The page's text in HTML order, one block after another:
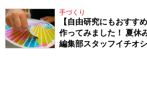
手づくり
【自由研究にもおすす
作ってみました！ 夏休
編集部スタッフイチオシ